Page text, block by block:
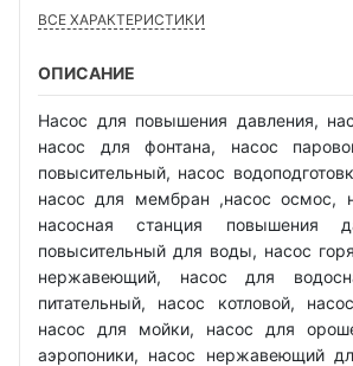
ВСЕ ХАРАКТЕРИСТИКИ
ОПИСАНИЕ
Насос для повышения давления,
насос для фонтана, насос
повысительный, насос
насос для мембран ,насос осмос,
насосная станция повышения
повысительный для воды, насос
нержавеющий, насос для
питательный, насос котловой,
насос для мойки, насос для
аэропоники, насос нержавеющий